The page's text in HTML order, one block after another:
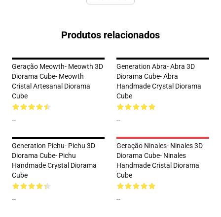
Produtos relacionados
Geração Meowth- Meowth 3D
Diorama Cube- Meowth
Cristal Artesanal Diorama
Cube
--
Generation Abra- Abra 3D
Diorama Cube- Abra
Handmade Crystal Diorama
Cube
--
Generation Pichu- Pichu 3D
Diorama Cube- Pichu
Handmade Crystal Diorama
Cube
--
Geração Ninales- Ninales 3D
Diorama Cube- Ninales
Handmade Cristal Diorama
Cube
--